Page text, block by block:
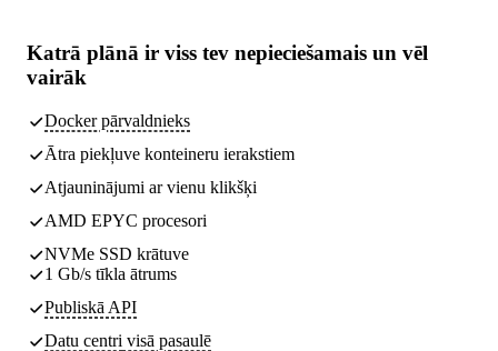
Katrā plānā ir viss tev nepieciešamais un vēl
vairāk
Docker pārvaldnieks
Ātra piekļuve konteineru ierakstiem
Atjauninājumi ar vienu klikšķi
AMD EPYC procesori
NVMe SSD krātuve
1 Gb/s tīkla ātrums
Publiskā API
Datu centri visā pasaulē